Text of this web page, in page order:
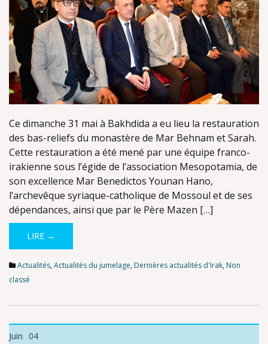
Ce dimanche 31 mai à Bakhdida a eu lieu la restauration
des bas-reliefs du monastère de Mar Behnam et Sarah.
Cette restauration a été mené par une équipe franco-
irakienne sous l’égide de l’association Mesopotamia, de
son excellence Mar Benedictos Younan Hano,
l’archevêque syriaque-catholique de Mossoul et de ses
dépendances, ainsi que par le Père Mazen […]
LIRE →
Actualités,Actualités du jumelage,Dernières actualités d'Irak,Non
classé
Juin 04